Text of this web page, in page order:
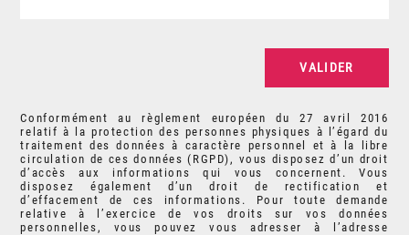
Conformément au règlement européen du 27 avril 2016
relatif à la protection des personnes physiques à l’égard du
traitement des données à caractère personnel et à la libre
circulation de ces données (RGPD), vous disposez d’un droit
d’accès aux informations qui vous concernent. Vous
disposez également d’un droit de rectification et
d’effacement de ces informations. Pour toute demande
relative à l’exercice de vos droits sur vos données
personnelles, vous pouvez vous adresser à l’adresse